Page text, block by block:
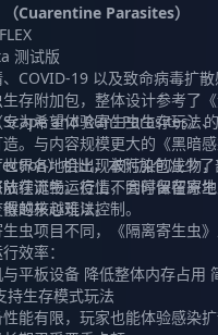
（Cuarentine Parasites）
测试版
COVID-19 以及致命病毒扩
存附加包，整体设计参考了《
Scape and Run: Parasites）
为希望体验寄生虫生存玩法
。与内容规模更大的《黑暗感
）相比，本附加包减少了
在流畅运行上，同时保留寄
的核心玩法。
界各地会出现被污染的生物
续诞生。疫情不会停留在原
越来越难以控制。
虫项目不同，《隔离寄生虫
效率：
平板设备 降低整体内存占用
持生存模式玩法
能有限，玩家也能体验感染